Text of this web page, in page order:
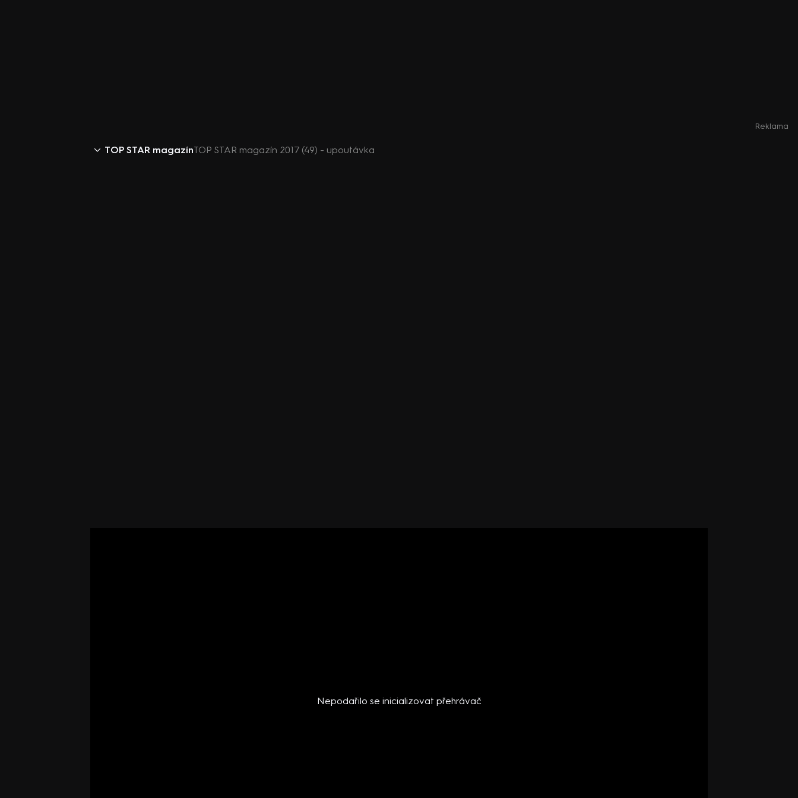
Reklama
TOP STAR magazínTOP STAR magazín 2017 (49) - upoutávka
Nepodařilo se inicializovat přehrávač